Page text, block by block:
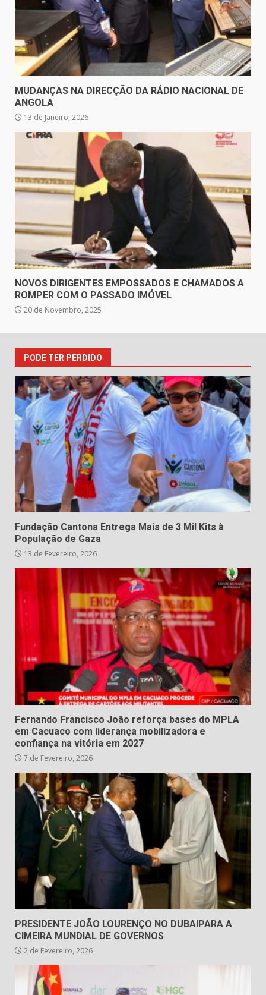
MUDANÇAS NA DIRECÇÃO DA RÁDIO NACIONAL DE
ANGOLA
13 de Janeiro, 2026
NOVOS DIRIGENTES EMPOSSADOS E CHAMADOS A
ROMPER COM O PASSADO IMÓVEL
20 de Novembro, 2025
PODE TER PERDIDO
Fundação Cantona Entrega Mais de 3 Mil Kits à
População de Gaza
13 de Fevereiro, 2026
Fernando Francisco João reforça bases do MPLA
em Cacuaco com liderança mobilizadora e
confiança na vitória em 2027
7 de Fevereiro, 2026
PRESIDENTE JOÃO LOURENÇO NO DUBAIPARA A
CIMEIRA MUNDIAL DE GOVERNOS
2 de Fevereiro, 2026